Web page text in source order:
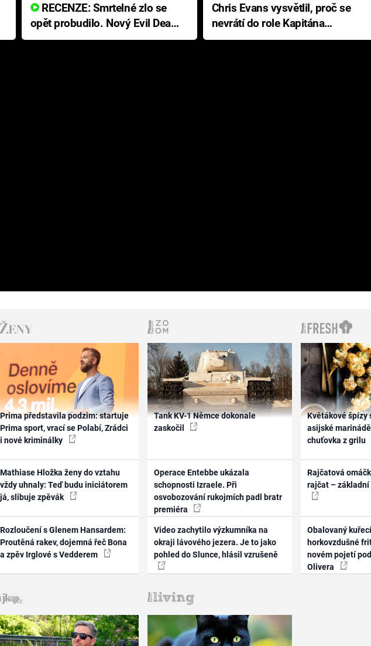
RECENZE: Smrtelné zlo se
opět probudilo. Nový Evil Dead
přichází s neodolatelnou
Chris Evans vysvětlil, proč se
nevrátí do role Kapitána
Ameriky
Prima představila podzim: startuje
Prima sport, vrací se Polabí, Zrádci
i nové kriminálky
Mathiase Hložka ženy do vztahu
vždy uhnaly: Teď budu iniciátorem
já, slibuje zpěvák
Rozloučení s Glenem Hansardem:
Proutěná rakev, dojemná řeč Bona
a zpěv Irglové s Vedderem
Tank KV-1 Němce dokonale
zaskočil
Operace Entebbe ukázala
schopnosti Izraele. Při
osvobozování rukojmích padl bratr
premiéra
Video zachytilo výzkumníka na
okraji lávového jezera. Je to jako
pohled do Slunce, hlásil vzrušeně
Květákové špízy
asijské
chuťovka z grilu
Rajčatová
rajčat –
Obalovaný
horkovzdušné
novém pojetí
Olivera